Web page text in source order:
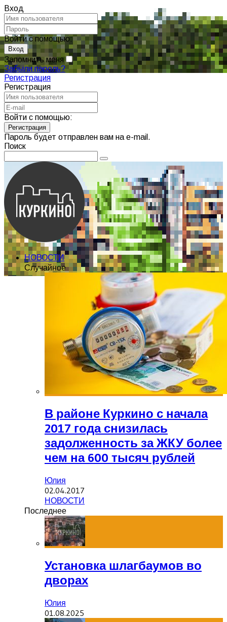
Вход
Войти с помощью:
Запомнить меня
Забыли пароль?
Регистрация
Регистрация
Войти с помощью:
Пароль будет отправлен вам на e-mail.
Поиск
НОВОСТИ
Случайное
В районе Куркино с начала
2017 года снизилась
задолженность за ЖКУ более
чем на 600 тысяч рублей
Юлия
02.04.2017
НОВОСТИ
Последнее
Установка шлагбаумов во
дворах
Юлия
01.08.2025